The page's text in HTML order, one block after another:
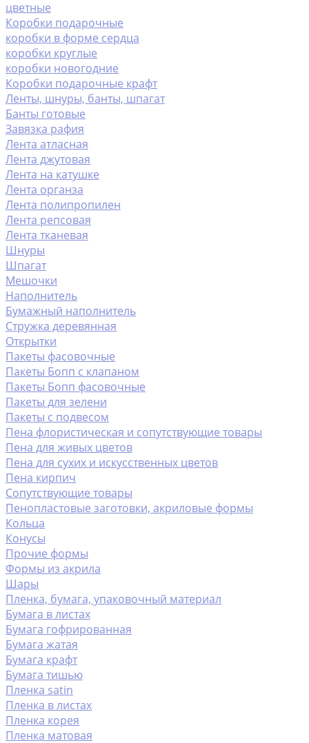
цветные
Коробки подарочные
коробки в форме сердца
коробки круглые
коробки новогодние
Коробки подарочные крафт
Ленты, шнуры, банты, шпагат
Банты готовые
Завязка рафия
Лента атласная
Лента джутовая
Лента на катушке
Лента органза
Лента полипропилен
Лента репсовая
Лента тканевая
Шнуры
Шпагат
Мешочки
Наполнитель
Бумажный наполнитель
Стружка деревянная
Открытки
Пакеты фасовочные
Пакеты Бопп с клапаном
Пакеты Бопп фасовочные
Пакеты для зелени
Пакеты с подвесом
Пена флористическая и сопутствующие товары
Пена для живых цветов
Пена для сухих и искусственных цветов
Пена кирпич
Сопутствующие товары
Пенопластовые заготовки, акриловые формы
Кольца
Конусы
Прочие формы
Формы из акрила
Шары
Пленка, бумага, упаковочный материал
Бумага в листах
Бумага гофрированная
Бумага жатая
Бумага крафт
Бумага тишью
Пленка satin
Пленка в листах
Пленка корея
Пленка матовая